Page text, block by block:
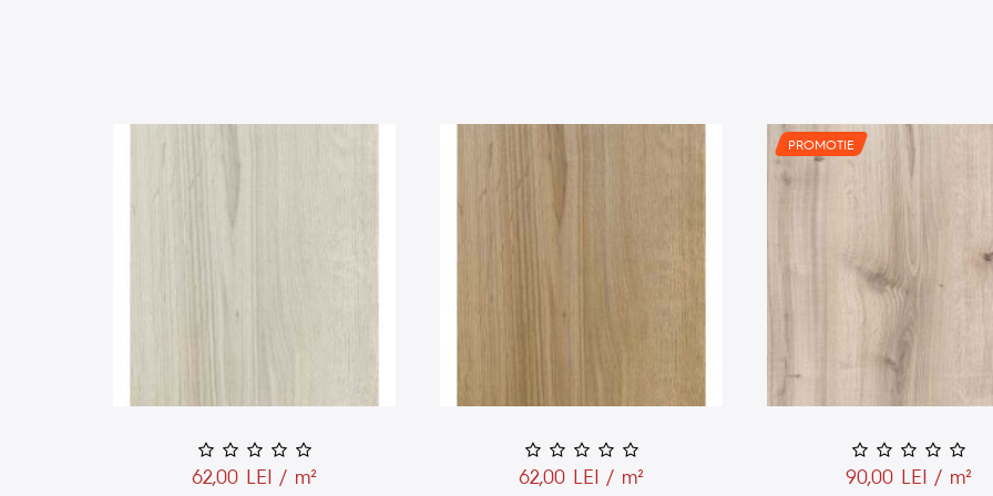
62,00 LEI / m² 62,00 LEI / m²
PROMOTIE
90,00 LEI / m²